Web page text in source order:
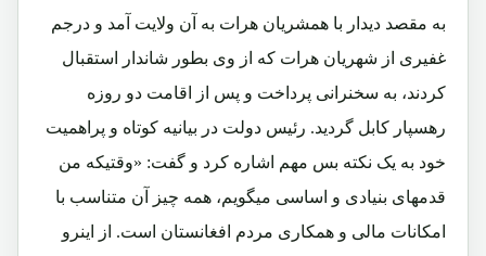
به مقصد دیدار با همشریان هرات به آن ولایت آمد و درجم
غفیری از شهریان هرات که از وی بطور شاندار استقبال
کردند، به سخنرانی پرداخت و پس از اقامت دو روزه
رهسپار کابل گردید. رئیس دولت در بیانیه کوتاه و پراهمیت
خود به یک نکته بس مهم اشاره کرد و گفت: «وقتیکه من
قدمهای بنیادی و اساسی میگویم، همه چیز آن متناسب با
امکانات مالی و همکاری مردم افغانستان است. از اینرو